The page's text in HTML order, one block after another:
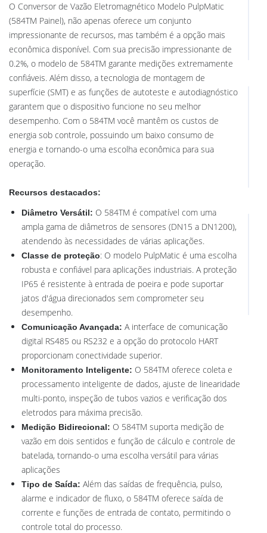
O Conversor de Vazão Eletromagnético Modelo PulpMatic
(584TM Painel), não apenas oferece um conjunto
impressionante de recursos, mas também é a opção mais
econômica disponível. Com sua precisão impressionante de
0.2%, o modelo de 584TM garante medições extremamente
confiáveis. Além disso, a tecnologia de montagem de
superfície (SMT) e as funções de autoteste e autodiagnóstico
garantem que o dispositivo funcione no seu melhor
desempenho. Com o 584TM você mantêm os custos de
energia sob controle, possuindo um baixo consumo de
energia e tornando-o uma escolha econômica para sua
operação.
Recursos destacados:
Diâmetro Versátil: O 584TM é compatível com uma
ampla gama de diâmetros de sensores (DN15 a DN1200),
atendendo às necessidades de várias aplicações.
Classe de proteção: O modelo PulpMatic é uma escolha
robusta e confiável para aplicações industriais. A proteção
IP65 é resistente à entrada de poeira e pode suportar
jatos d'água direcionados sem comprometer seu
desempenho.
Comunicação Avançada: A interface de comunicação
digital RS485 ou RS232 e a opção do protocolo HART
proporcionam conectividade superior.
Monitoramento Inteligente: O 584TM oferece coleta e
processamento inteligente de dados, ajuste de linearidade
multi-ponto, inspeção de tubos vazios e verificação dos
eletrodos para máxima precisão.
Medição Bidirecional: O 584TM suporta medição de
vazão em dois sentidos e função de cálculo e controle de
batelada, tornando-o uma escolha versátil para várias
aplicações
Tipo de Saída: Além das saídas de frequência, pulso,
alarme e indicador de fluxo, o 584TM oferece saída de
corrente e funções de entrada de contato, permitindo o
controle total do processo.